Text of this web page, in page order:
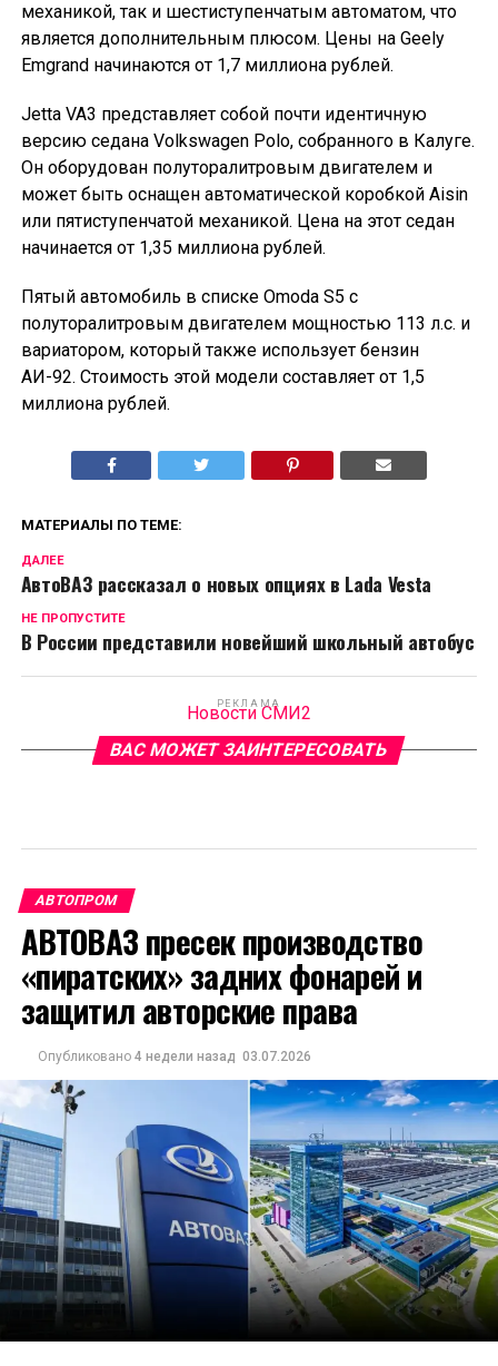
механикой, так и шестиступенчатым автоматом, что
является дополнительным плюсом. Цены на Geely
Emgrand начинаются от 1,7 миллиона рублей.
Jetta VA3 представляет собой почти идентичную
версию седана Volkswagen Polo, собранного в Калуге.
Он оборудован полуторалитровым двигателем и
может быть оснащен автоматической коробкой Aisin
или пятиступенчатой механикой. Цена на этот седан
начинается от 1,35 миллиона рублей.
Пятый автомобиль в списке Omoda S5 с
полуторалитровым двигателем мощностью 113 л.с. и
вариатором, который также использует бензин
АИ-92. Стоимость этой модели составляет от 1,5
миллиона рублей.
МАТЕРИАЛЫ ПО ТЕМЕ:
ДАЛЕЕ
АвтоВАЗ рассказал о новых опциях в Lada Vesta
НЕ ПРОПУСТИТЕ
В России представили новейший школьный автобус
РЕКЛАМА
Новости СМИ2
ВАС МОЖЕТ ЗАИНТЕРЕСОВАТЬ
АВТОПРОМ
АВТОВАЗ пресек производство
«пиратских» задних фонарей и
защитил авторские права
Опубликовано 4 недели назад 03.07.2026